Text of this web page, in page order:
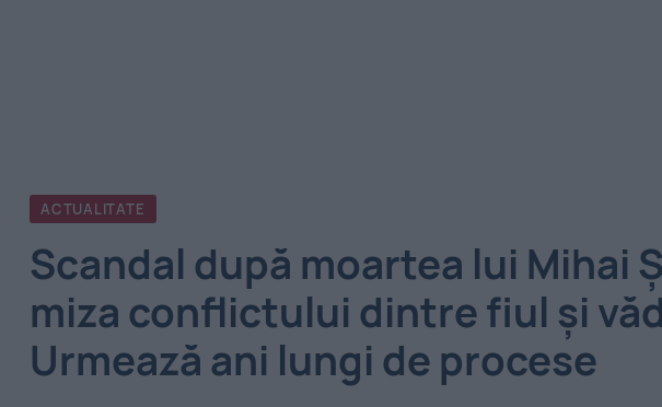
ACTUALITATE
Scandal după moartea lui Mihai
miza conflictului dintre fiul și
Urmează ani lungi de procese